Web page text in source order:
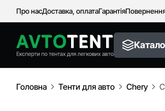
Про насДоставка, оплатаГарантія
Головна Тенти для авто Chery